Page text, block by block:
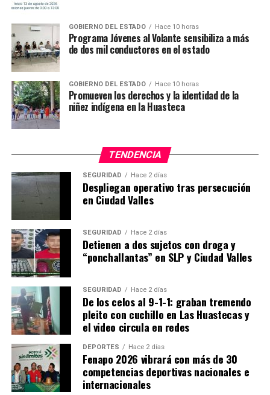
GOBIERNO DEL ESTADO Hace 10 horas
Programa Jóvenes al Volante sensibiliza a más
de dos mil conductores en el estado
GOBIERNO DEL ESTADO Hace 10 horas
Promueven los derechos y la identidad de la
niñez indígena en la Huasteca
TENDENCIA
SEGURIDAD Hace 2 días
Despliegan operativo tras persecución
en Ciudad Valles
SEGURIDAD Hace 2 días
Detienen a dos sujetos con droga y
“ponchallantas” en SLP y Ciudad Valles
SEGURIDAD Hace 2 días
De los celos al 9-1-1: graban tremendo
pleito con cuchillo en Las Huastecas y
el video circula en redes
DEPORTES Hace 2 días
Fenapo 2026 vibrará con más de 30
competencias deportivas nacionales e
internacionales